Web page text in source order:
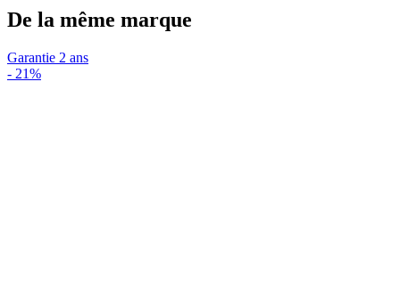
De la même marque
Garantie 2 ans
- 21%